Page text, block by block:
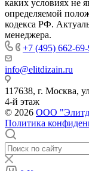
каких условиях не
определяемой
кодекса РФ.
менеджера.
+7 (495) 662-69-
info@elitdizain.ru
117638, г. Москва,
4-й этаж
© 2026 ООО
Политика